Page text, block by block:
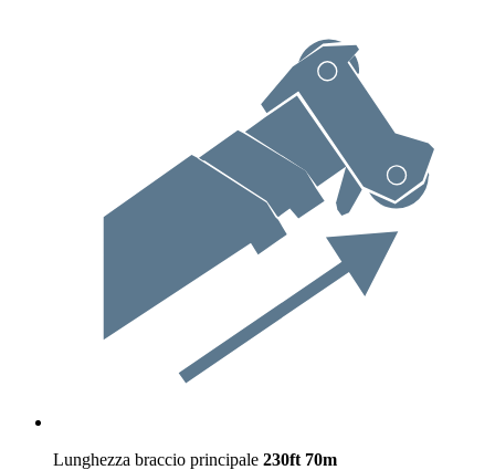
Lunghezza braccio principale 230ft 70m